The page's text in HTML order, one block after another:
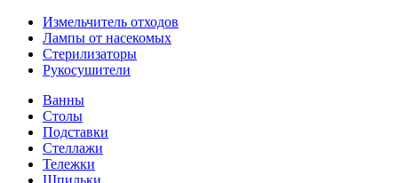
Измельчитель отходов
Лампы от насекомых
Стерилизаторы
Рукосушители
Ванны
Столы
Подставки
Стеллажи
Тележки
Шпильки